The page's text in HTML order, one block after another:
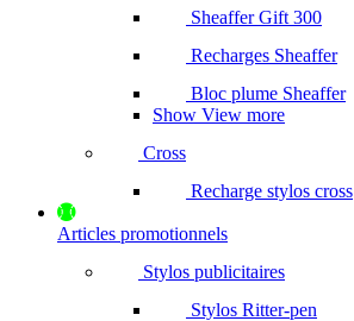
Sheaffer Gift 300
Recharges Sheaffer
Bloc plume Sheaffer
Show View more
Cross
Recharge stylos cross
Articles promotionnels
Stylos publicitaires
Stylos Ritter-pen